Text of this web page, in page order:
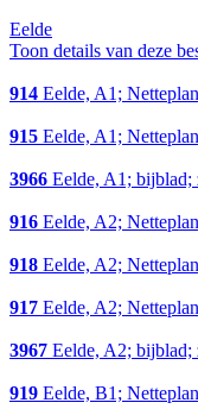
Eelde
Toon details van deze
914 Eelde, A1;
915 Eelde, A1;
3966 Eelde, A1; bijblad;
916 Eelde, A2;
918 Eelde, A2;
917 Eelde, A2;
3967 Eelde, A2; bijblad;
919 Eelde, B1;